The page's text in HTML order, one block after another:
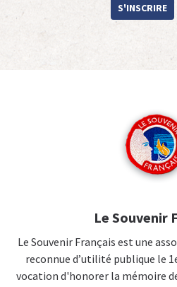
S'INSCRIRE
Le Souvenir
Le Souvenir Français est une
reconnue d’utilité publique le
vocation d'honorer la mémoire